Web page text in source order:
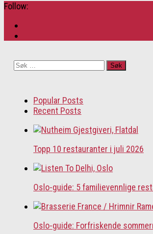
Follow:
Søk
etter:
Popular Posts
Recent Posts
Topp 10 restauranter i juli 2026
Oslo-guide: 5 familievennlige
Oslo-guide: Forfriskende